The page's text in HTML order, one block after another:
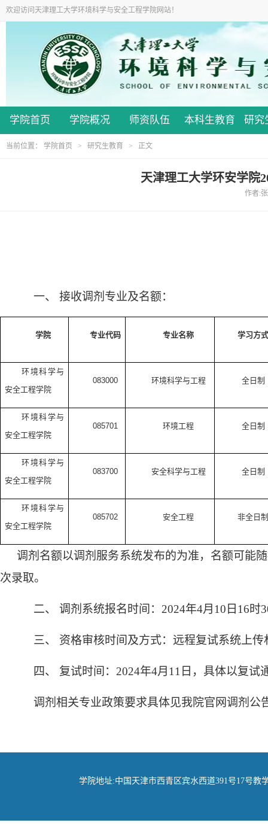
欢迎访问天津理工大学环境科学与安全工程学院网站！
学院首页 学院概况 师资队伍 本科生教育 研究
当前位置： 学院首页 > 研究生教育 > 正文
天津理工大学环安学院
作者:
一、 接收调剂专业及名额：
学院 专业代码 专业名称 学习方式
环境科学与
安全工程学院
083000 环境科学与工程 全日制
环境科学与
安全工程学院
085701 环境工程 全日制
环境科学与
安全工程学院
083700 安全科学与工程 全日制
环境科学与
安全工程学院
085702 安全工程 非全日制
调剂名额以调剂服务系统发布的为准，名额可能
次录取。
二、 调剂系统报名时间： 2024年4月 10 日 16时
三、 资格审核时间及方式： 远程复试系统上传
四、 复试时间： 2024年4月11日 ，具体以复试
调剂相关专业政策要求具体见我院官网调剂公
学院地址:中国天津市西青区宾水西道391号17号教